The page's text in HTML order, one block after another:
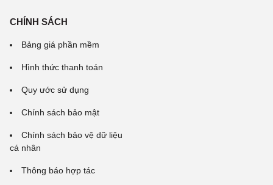
CHÍNH SÁCH
Bảng giá phần mềm
Hình thức thanh toán
Quy ước sử dụng
Chính sách bảo mật
Chính sách bảo vệ dữ liệu
cá nhân
Thông báo hợp tác